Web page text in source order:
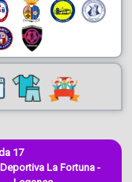
17
La Fortuna -